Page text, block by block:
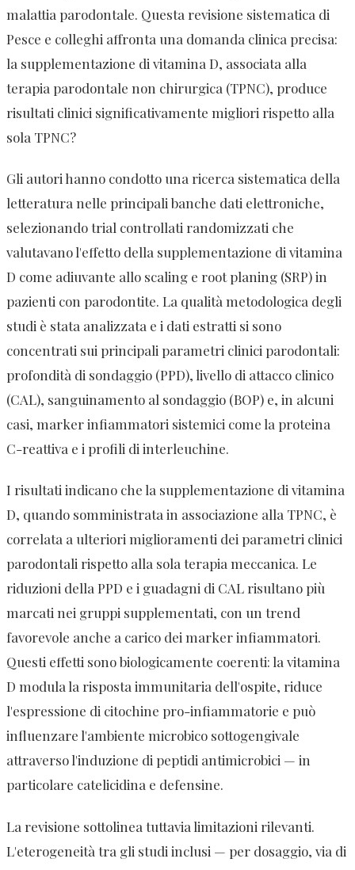
malattia parodontale. Questa revisione sistematica di
Pesce e colleghi affronta una domanda clinica precisa:
la supplementazione di vitamina D, associata alla
terapia parodontale non chirurgica (TPNC), produce
risultati clinici significativamente migliori rispetto alla
sola TPNC?
Gli autori hanno condotto una ricerca sistematica della
letteratura nelle principali banche dati elettroniche,
selezionando trial controllati randomizzati che
valutavano l'effetto della supplementazione di vitamina
D come adiuvante allo scaling e root planing (SRP) in
pazienti con parodontite. La qualità metodologica degli
studi è stata analizzata e i dati estratti si sono
concentrati sui principali parametri clinici parodontali:
profondità di sondaggio (PPD), livello di attacco clinico
(CAL), sanguinamento al sondaggio (BOP) e, in alcuni
casi, marker infiammatori sistemici come la proteina
C-reattiva e i profili di interleuchine.
I risultati indicano che la supplementazione di vitamina
D, quando somministrata in associazione alla TPNC, è
correlata a ulteriori miglioramenti dei parametri clinici
parodontali rispetto alla sola terapia meccanica. Le
riduzioni della PPD e i guadagni di CAL risultano più
marcati nei gruppi supplementati, con un trend
favorevole anche a carico dei marker infiammatori.
Questi effetti sono biologicamente coerenti: la vitamina
D modula la risposta immunitaria dell'ospite, riduce
l'espressione di citochine pro-infiammatorie e può
influenzare l'ambiente microbico sottogengivale
attraverso l'induzione di peptidi antimicrobici — in
particolare catelicidina e defensine.
La revisione sottolinea tuttavia limitazioni rilevanti.
L'eterogeneità tra gli studi inclusi — per dosaggio, via di